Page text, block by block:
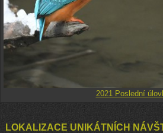
2021 Poslední
LOKALIZACE UNIKÁTNÍCH